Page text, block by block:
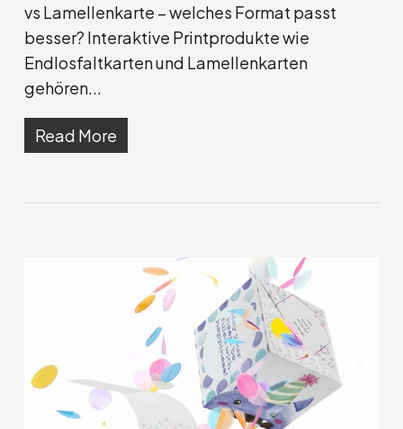
vs Lamellenkarte – welches Format passt
besser? Interaktive Printprodukte wie
Endlosfaltkarten und Lamellenkarten
gehören...
Read More